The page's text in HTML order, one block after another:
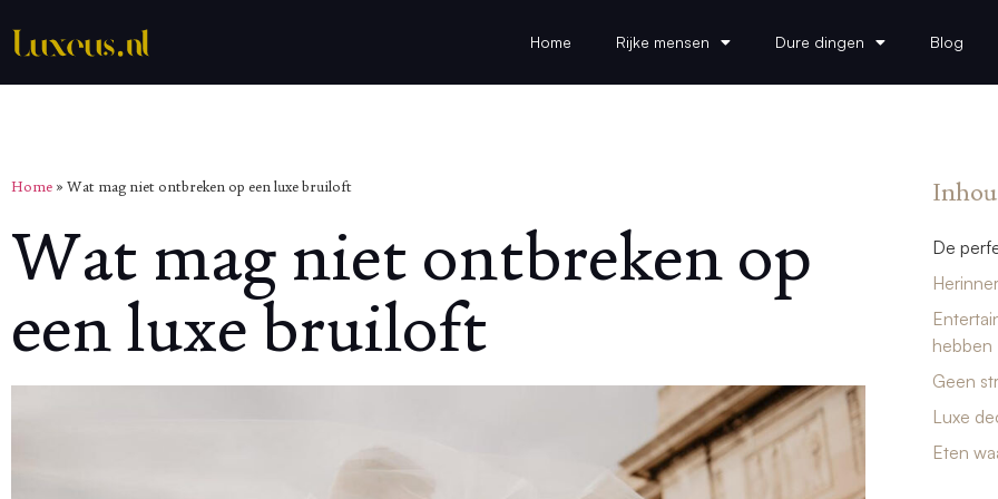
Home Rijke mensen Dure dingen Blog
Home » Wat mag niet ontbreken op een luxe bruiloft
Wat mag niet ontbreken op
een luxe bruiloft
De
hebben
Geen
Luxe
Eten